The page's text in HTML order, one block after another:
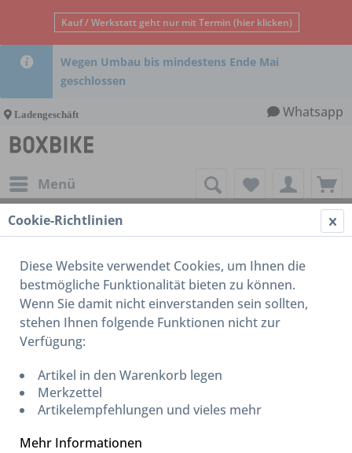
Kauf / Werkstatt geht nur mit Termin (hier klicken)
Wegen Umbau bis mindestens Ende Mai
geschlossen
Ladengeschäft Whatsapp
Menü
Cookie-Richtlinien
Diese Website verwendet Cookies, um Ihnen die
bestmögliche Funktionalität bieten zu können.
Wenn Sie damit nicht einverstanden sein sollten,
stehen Ihnen folgende Funktionen nicht zur
Verfügung:
Artikel in den Warenkorb legen
Merkzettel
Artikelempfehlungen und vieles mehr
Mehr Informationen